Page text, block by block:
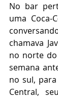
No bar
uma Coca-
chamava
no norte do
semana
no sul,
Central,